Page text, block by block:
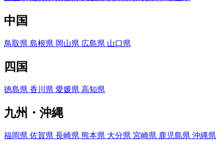
中国
鳥取県 島根県 岡山県 広島県 山口県
四国
徳島県 香川県 愛媛県 高知県
九州・沖縄
福岡県 佐賀県 長崎県 熊本県 大分県 宮崎県 鹿児島県 沖縄県